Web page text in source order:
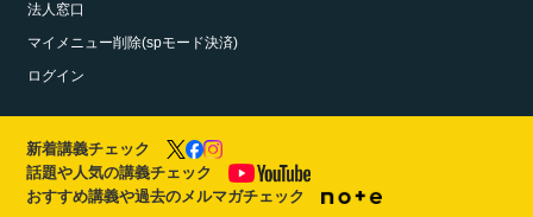
法人窓口
マイメニュー削除(spモード決済)
ログイン
新着講義チェック
話題や人気の講義チェック
おすすめ講義や過去のメルマガチェック